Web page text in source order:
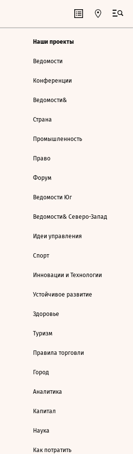
Наши проекты
Ведомости
Конференции
Ведомости&
Страна
Промышленность
Право
Форум
Ведомости Юг
Ведомости& Северо-Запад
Идеи управления
Спорт
Инновации и Технологии
Устойчивое развитие
Здоровье
Туризм
Правила торговли
Город
Аналитика
Капитал
Наука
Как потратить